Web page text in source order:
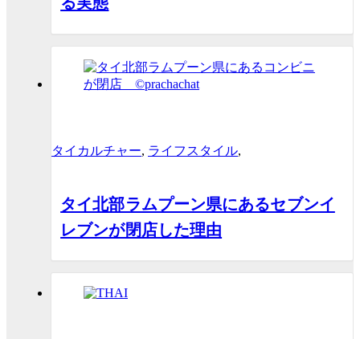
タイカルチャー, ライフスタイル,
タイ北部ラムプーン県にあるセブンイ
レブンが閉店した理由